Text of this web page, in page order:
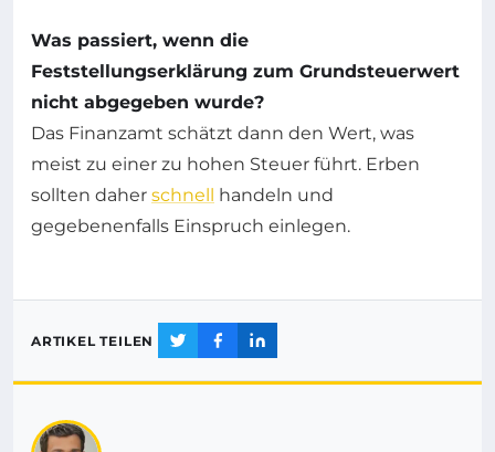
Was passiert, wenn die
Feststellungserklärung zum Grundsteuerwert
nicht abgegeben wurde?
Das Finanzamt schätzt dann den Wert, was
meist zu einer zu hohen Steuer führt. Erben
sollten daher schnell handeln und
gegebenenfalls Einspruch einlegen.
ARTIKEL TEILEN